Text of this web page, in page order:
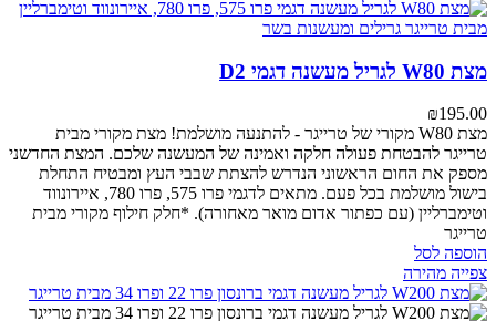
מצת W80 לגריל מעשנה דגמי D2
₪195.00
מצת W80 מקורי של טרייגר - להתנעה מושלמת!
מצת מקורי מבית
טרייגר להבטחת פעולה חלקה ואמינה של המעשנה שלכם. המצת החדשני
מספק את החום הראשוני הנדרש להצתת שבבי העץ ומבטיח התחלת
בישול מושלמת בכל פעם.
מתאים לדגמי פרו 575, פרו 780, איירונווד
וטימברליין (עם כפתור אדום מואר מאחורה). *חלק חילוף מקורי מבית
טרייגר
הוספה לסל
צפייה מהירה